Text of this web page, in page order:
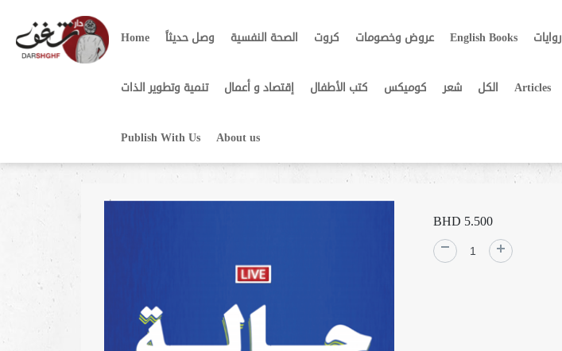
Home وصل حديثاً الصحة النفسية كروت عروض وخصومات English Books روايات
تنمية وتطوير الذات إقتصاد و أعمال كتب الأطفال كوميكس شعر الكل Articles
Publish With Us About us
BHD 5.500